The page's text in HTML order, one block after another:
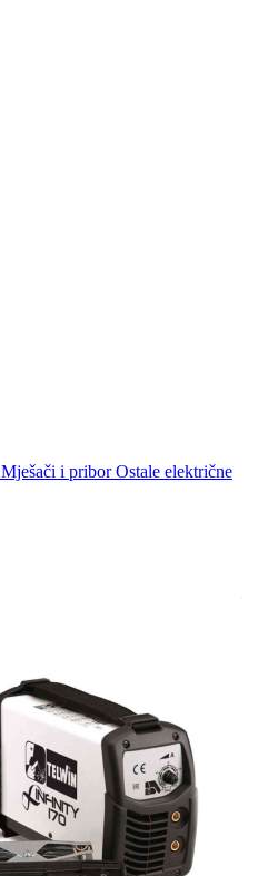
Mješači i priborOstale električne